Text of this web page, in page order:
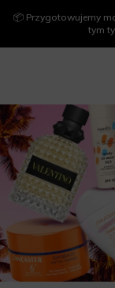
📦 Przygotowujemy
tym